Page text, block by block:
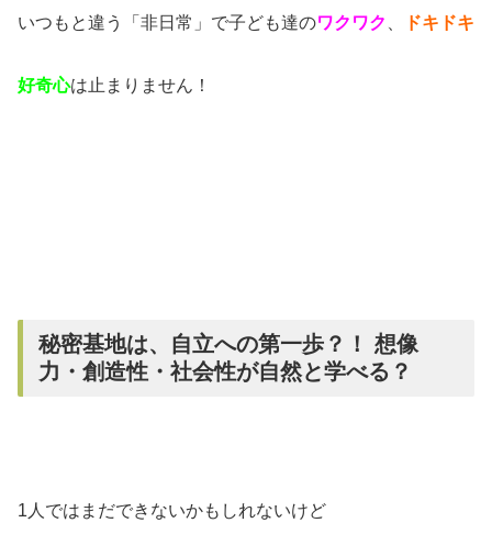
いつもと違う「非日常」で子ども達のワクワク ドキドキ
好奇心は止まりません！
秘密基地は、自立への第一歩？！ 想像
力・創造性・社会性が自然と学べる？
1人ではまだできないかもしれないけど